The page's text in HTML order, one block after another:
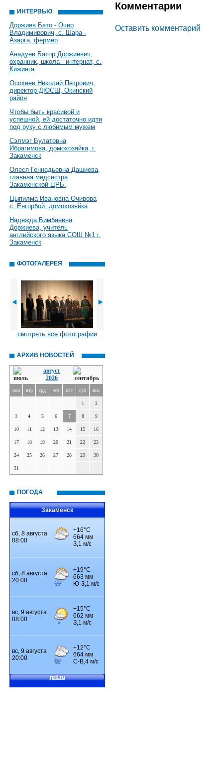
ИНТЕРВЬЮ
Доржиев Бато - Очир
Владимирович, с. Шара -
Азарга, фермер
Анадуев Батор Доржиевич,
охранник, школа - интернат, с.
Кижинга
Осохеев Николай Петрович,
директор ДЮСШ, Окинский
район
Чтобы быть красивой и
успешной, ей достаточно идти
под руку с любимым мужем
Сэлмэг Булатовна
Ибрагимова, домохозяйка, г.
Закаменск
Олеся Геннадьевна Дашиева,
главная медсестра
Закаменской ЦРБ.
Цыпилма Ивановна Очирова
с. Енгорбой, домохозяйка
Надежда Бимбаевна
Доржиева, учитель
английского языка СОШ №1 г.
Закаменск
ФОТОГАЛЕРЕЯ
смотреть все фотографии
АРХИВ НОВОСТЕЙ
август
2026
пон втр срд чет пят суб вск
1 2
3 4 5 6 7 8 9
10 11 12 13 14 15 16
17 18 19 20 21 22 23
24 25 26 27 28 29 30
31
ПОГОДА
Закаменск
Комментарии
Оставить комментарий